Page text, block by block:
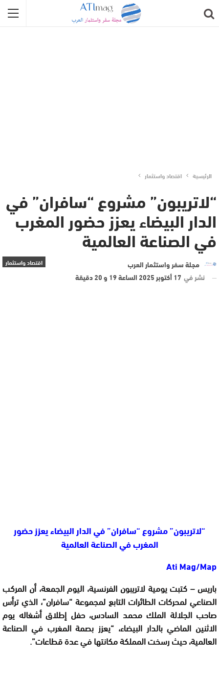
الرئيسية اقتصاد واستثمار
“لاتريبون” مشروع “سافران” في
الدار البيضاء يعزز حضور المغرب
في الصناعة العالمية
اقتصاد واستثمار
مجلة سفر واستثمار العرب
نشر في 17 أكتوبر 2025 الساعة 19 و 20 دقيقة
“لاتريبون” مشروع “سافران” في الدار البيضاء يعزز حضور
المغرب في الصناعة العالمية
Ati Mag/Map
باريس – كتبت يومية لاتريبون الفرنسية، اليوم الجمعة، أن المركب
الصناعي لمحركات الطائرات التابع لمجموعة “سافران”، الذي ترأس
صاحب الجلالة الملك محمد السادس، حفل إطلاق أشغاله يوم
الاثنين الماضي بالدار البيضاء، “يعزز بصمة المغرب في الصناعة
العالمية، حيث رسخت المملكة مكانتها في عدة قطاعات”.